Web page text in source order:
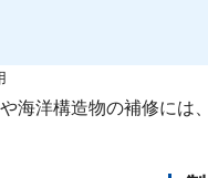
洋構造物の補修には